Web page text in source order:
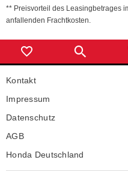
** Preisvorteil des Leasingbetrages
anfallenden Frachtkosten.
Kontakt
Impressum
Datenschutz
AGB
Honda Deutschland